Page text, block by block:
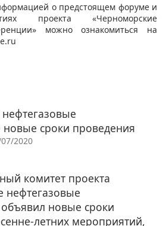
о предстоящем форуме и
проекта «Черноморские
можно ознакомиться на
сроки проведения
2020
комитет проекта
нефтегазовые
новые сроки
летних мероприятий,